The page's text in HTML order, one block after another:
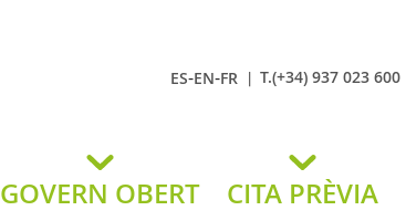
ES-EN-FR T.(+34) 937 023 600
GOVERN OBERT CITA PRÈVIA